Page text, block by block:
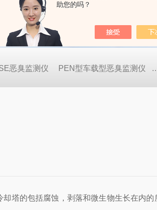
助您的吗？
恶臭监测仪 PEN型车载型恶臭监测仪
塔的包括腐蚀，剥落和微生物生长在内